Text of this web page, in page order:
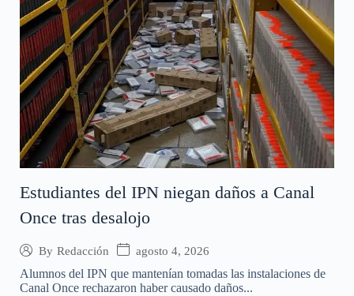
Estudiantes del IPN niegan daños a Canal
Once tras desalojo
By Redacción agosto 4, 2026
Alumnos del IPN que mantenían tomadas las instalaciones de
Canal Once rechazaron haber causado daños...